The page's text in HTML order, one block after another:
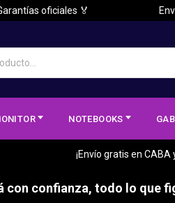
oficiales 🏅
NOTEBOOKS
¡Envío gratis en
con confianza, todo lo que